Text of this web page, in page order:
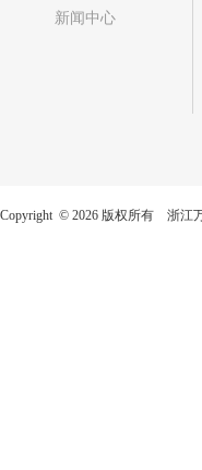
新闻中心
Copyright © 2026 版权所有 浙江